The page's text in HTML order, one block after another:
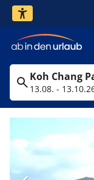
Koh Chang
13.08. -